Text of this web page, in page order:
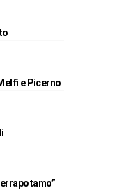
e Picerno